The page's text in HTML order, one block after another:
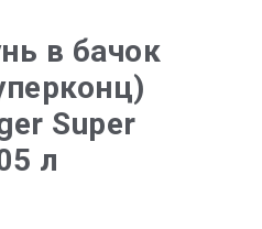
в бачок
Super
л